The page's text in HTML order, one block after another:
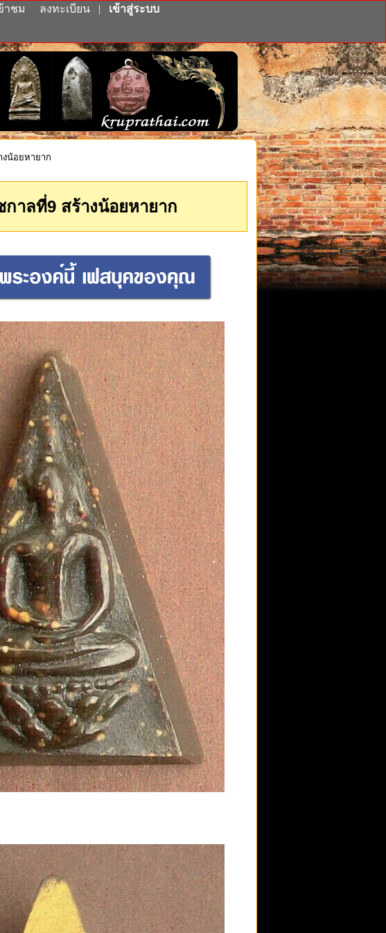
าชม ลงทะเบียน | เข้าสู่ระบบ
น้อยหายาก
าลที่9 สร้างน้อยหายาก